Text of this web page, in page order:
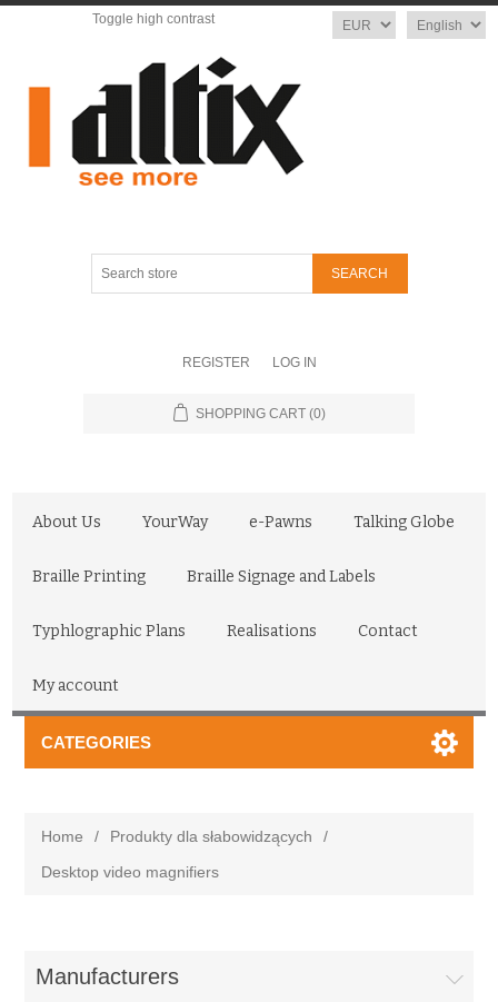
Language
Currency
Toggle high contrast
REGISTER LOG IN
SHOPPING CART (0)
About Us YourWay e-Pawns Talking Globe
Braille Printing Braille Signage and Labels
Typhlographic Plans Realisations Contact
My account
CATEGORIES
Home / Produkty dla słabowidzących
/
Desktop video magnifiers
Manufacturers